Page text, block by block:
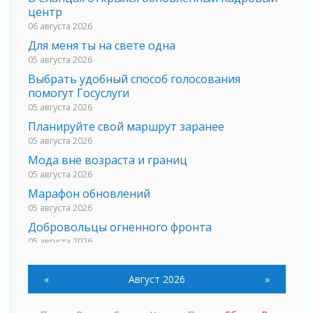
центр
06 августа 2026
Для меня ты на свете одна
05 августа 2026
Выбрать удобный способ голосования
помогут Госуслуги
05 августа 2026
Планируйте свой маршрут заранее
05 августа 2026
Мода вне возраста и границ
05 августа 2026
Марафон обновлений
05 августа 2026
Добровольцы огненного фронта
05 августа 2026
Лучшая из лучших
« Август 2026 »